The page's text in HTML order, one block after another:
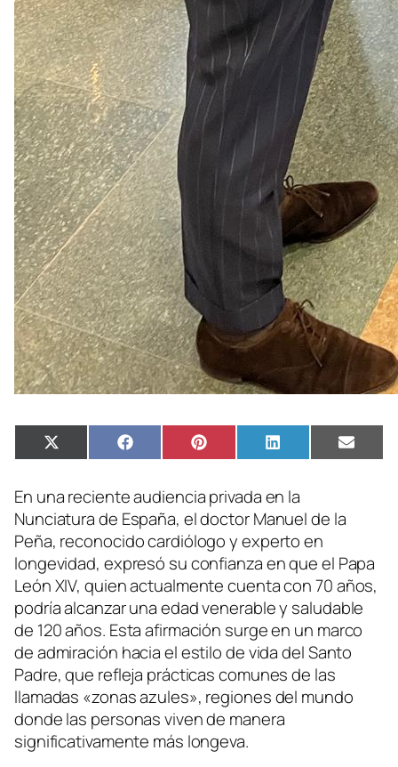
Compartir
en
X
(Twitter)
Compartir
en
FacebookCompartir
en
PinterestCompartir
en
LinkedIn
en
Email
En una reciente audiencia privada en la
Nunciatura de España, el doctor Manuel de la
Peña, reconocido cardiólogo y experto en
longevidad, expresó su confianza en que el Papa
León XIV, quien actualmente cuenta con 70 años,
podría alcanzar una edad venerable y saludable
de 120 años. Esta afirmación surge en un marco
de admiración hacia el estilo de vida del Santo
Padre, que refleja prácticas comunes de las
llamadas «zonas azules», regiones del mundo
donde las personas viven de manera
significativamente más longeva.